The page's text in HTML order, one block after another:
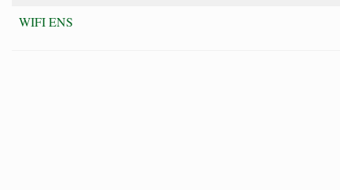
WIFI ENS